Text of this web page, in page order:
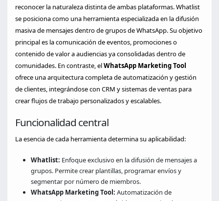
reconocer la naturaleza distinta de ambas plataformas. Whatlist
se posiciona como una herramienta especializada en la difusión
masiva de mensajes dentro de grupos de WhatsApp. Su objetivo
principal es la comunicación de eventos, promociones o
contenido de valor a audiencias ya consolidadas dentro de
comunidades. En contraste, elWhatsApp Marketing Tool
ofrece una arquitectura completa de automatización y gestión
de clientes, integrándose con CRM y sistemas de ventas para
crear flujos de trabajo personalizados y escalables.
Funcionalidad central
La esencia de cada herramienta determina su aplicabilidad:
Whatlist: Enfoque exclusivo en la difusión de mensajes a
grupos. Permite crear plantillas, programar envíos y
segmentar por número de miembros.
WhatsApp Marketing Tool: Automatización de